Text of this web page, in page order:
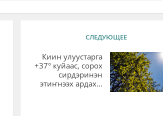
СЛЕДУЮЩЕЕ
Киин улуустарга
+37° куйаас, сорох
сирдэринэн
этиҥнээх ардах…